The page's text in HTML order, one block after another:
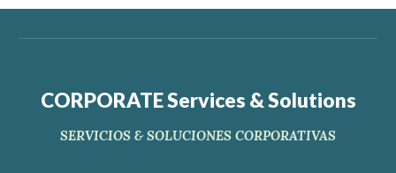
CORPORATE Services & Solutions
SERVICIOS & SOLUCIONES CORPORATIVAS